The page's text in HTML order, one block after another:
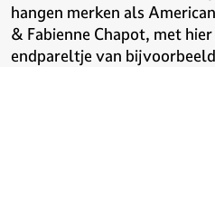
hangen merken als
& Fabienne Chapot, met
endpareltje van